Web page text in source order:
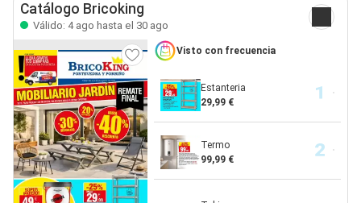
Catálogo Bricoking
Válido: 4 ago hasta el 30 ago
Visto con frecuencia
Estanteria
29,99 €
Termo
99,99 €